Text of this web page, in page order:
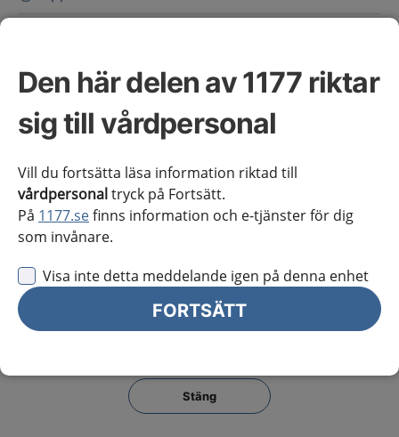
Den här delen av 1177 riktar
sig till vårdpersonal
Vill du fortsätta läsa information riktad till
vårdpersonaltryck på Fortsätt.
På 1177.sefinns information och e-tjänster för dig
som invånare.
Visa inte detta meddelande igen på denna enhet
FORTSÄTT
Västerbotten
Västernorrland
Västra Götaland
Örebro län
Östergötland
Jag vill inte se någon regional information
Obs! Detta val innebär att du inte ser regionalt innehåll
Stäng regionsväljaren
Stäng